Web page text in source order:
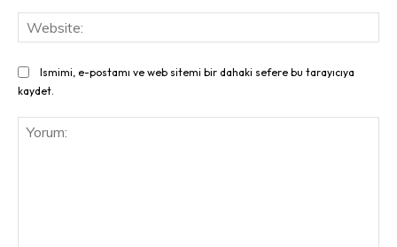
Ismimi, e-postamı ve web sitemi bir dahaki sefere bu tarayıcıya
kaydet.